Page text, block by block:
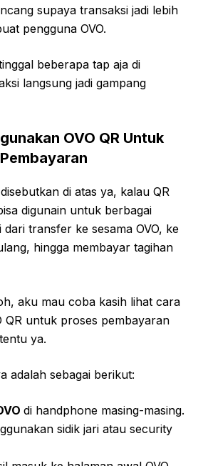
supaya transaksi jadi lebih
pengguna OVO.
beberapa tap aja di
langsung jadi gampang
OVO QR Untuk
Pembayaran
di atas ya, kalau QR
digunain untuk berbagai
dari transfer ke sesama OVO, ke
hingga membayar tagihan
aku mau coba kasih lihat cara
QR untuk proses pembayaran
ya.
adalah sebagai berikut:
di handphone masing-masing.
sidik jari atau security